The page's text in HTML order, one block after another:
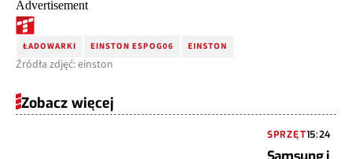
ŁADOWARKI EINSTON ESPOG06 EINSTON
Źródła zdjęć: einston
Zobacz więcej
SPRZĘT15:24